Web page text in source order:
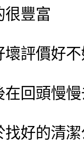
很豐富
壞評價好
在回頭慢
找好的清